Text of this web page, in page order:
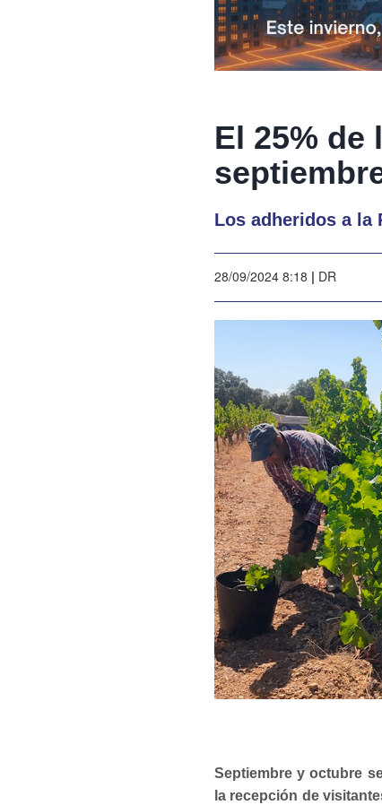
El 25% de
Los adheridos a la
28/09/2024 8:18 | DR
Septiembre y octubre
la recepción de